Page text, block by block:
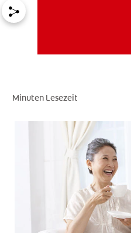
Minuten Lesezeit